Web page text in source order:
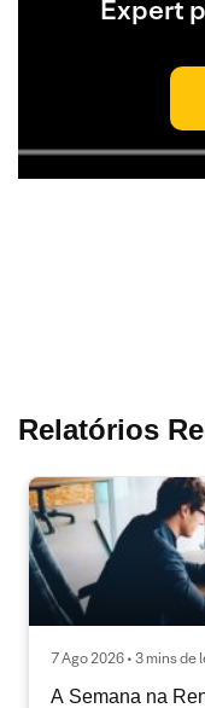
Expert
Relatórios
7 Ago 2026 • 3 mins de
A Semana na